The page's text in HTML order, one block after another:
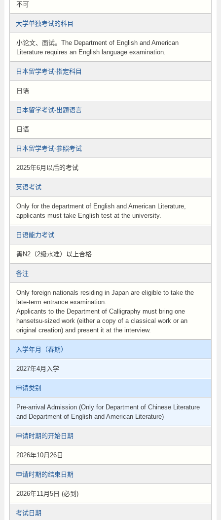
不可
大学单独考试的科目
小论文、面试。The Department of English and American
Literature requires an English language examination.
日本留学考试-指定科目
日语
日本留学考试-出题语言
日语
日本留学考试-参照考试
2025年6月以后的考试
英语考试
Only for the department of English and American Literature,
applicants must take English test at the university.
日语能力考试
需N2（2级水准）以上合格
备注
Only foreign nationals residing in Japan are eligible to take the
late-term entrance examination.
Applicants to the Department of Calligraphy must bring one
hansetsu-sized work (either a copy of a classical work or an
original creation) and present it at the interview.
入学年月（春期）
2027年4月入学
申请类别
Pre-arrival Admission (Only for Department of Chinese Literature
and Department of English and American Literature)
申请时期的开始日期
2026年10月26日
申请时期的结束日期
2026年11月5日 (必到)
考试日期